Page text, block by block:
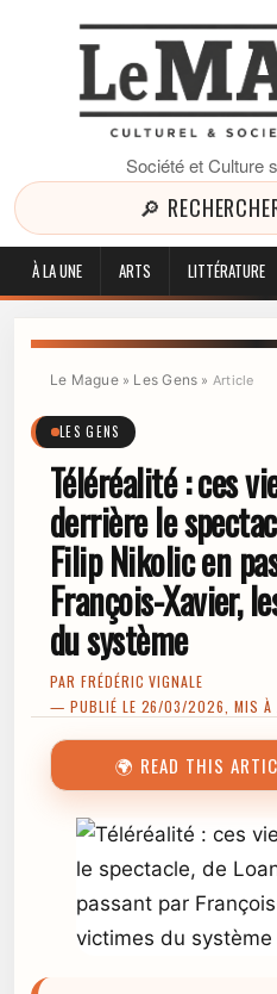
Société et Culture
🔎
À LA UNE ARTS LITTÉRATURE
Le Mague» Les Gens » Article
LES GENS
Téléréalité : ces
derrière le
Filip Nikolic en
François-Xavier,
du système
PAR FRÉDÉRIC VIGNALE
— PUBLIÉ LE 26/03/2026, MIS À
🌍 READ THIS